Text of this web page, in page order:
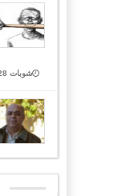
شوبات 28, 2024 Closed